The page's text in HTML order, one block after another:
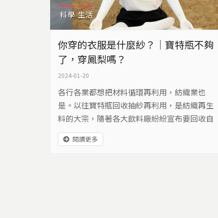
科學 生活
你穿的衣服是什麼紗？｜寶特瓶不夠
了，穿鳳梨嗎？
2024-01-20
各行各業都想把材料循環再利用，紡織業也
是。以往寶特瓶回收抽紗再利用，是紡織再生
料的大宗，隨著各大飲料廠紛紛宣布要回收自
己的瓶子，紡織品再生料的來源將嚴重缺乏，
那，要拿什麼來做衣服呢？
閱讀更多